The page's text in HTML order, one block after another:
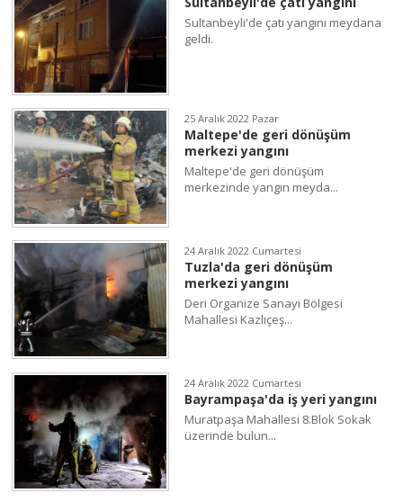
Sultanbeyli'de çatı yangını meydana
geldi.
25 Aralık 2022 Pazar
Maltepe'de geri dönüşüm
merkezi yangını
Maltepe'de geri dönüşüm
merkezinde yangın meyda...
24 Aralık 2022 Cumartesi
Tuzla'da geri dönüşüm
merkezi yangını
Deri Organize Sanayi Bölgesi
Mahallesi Kazlıçeş...
24 Aralık 2022 Cumartesi
Bayrampaşa'da iş yeri yangını
Muratpaşa Mahallesi 8.Blok Sokak
üzerinde bulun...